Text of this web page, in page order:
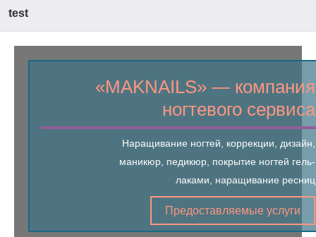
test
«MAKNAILS» ― компания
ногтевого сервиса
Наращивание ногтей, коррекции, дизайн,
маникюр, педикюр, покрытие ногтей гель-
лаками, наращивание ресниц
Предоставляемые услуги